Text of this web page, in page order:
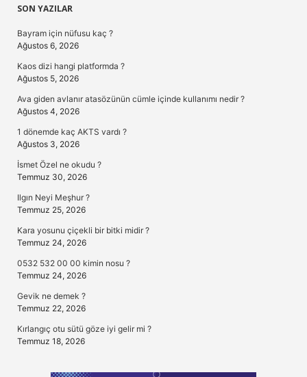
Sidebar
SON YAZILAR
Bayram için nüfusu kaç ?
Ağustos 6, 2026
Kaos dizi hangi platformda ?
Ağustos 5, 2026
Ava giden avlanır atasözünün cümle içinde kullanımı nedir ?
Ağustos 4, 2026
1 dönemde kaç AKTS vardı ?
Ağustos 3, 2026
İsmet Özel ne okudu ?
Temmuz 30, 2026
Ilgın Neyi Meşhur ?
Temmuz 25, 2026
Kara yosunu çiçekli bir bitki midir ?
Temmuz 24, 2026
0532 532 00 00 kimin nosu ?
Temmuz 24, 2026
Gevik ne demek ?
Temmuz 22, 2026
Kırlangıç otu sütü göze iyi gelir mi ?
Temmuz 18, 2026